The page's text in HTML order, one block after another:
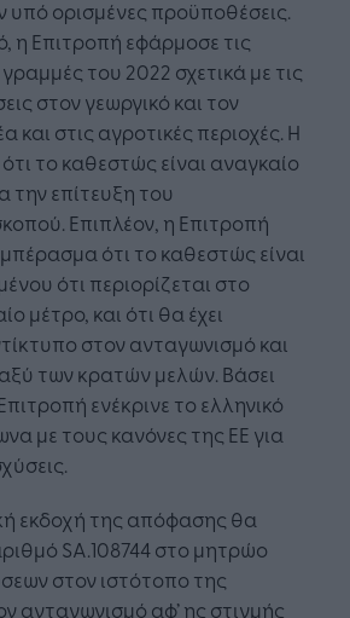
ορισμένες προϋποθέσεις.
η Επιτροπή εφάρμοσε τις
του 2022 σχετικά με τις
στον γεωργικό και τον
και στις αγροτικές περιοχές. Η
το καθεστώς είναι αναγκαίο
την επίτευξη του
Επιπλέον, η Επιτροπή
ότι το καθεστώς είναι
ότι περιορίζεται στο
μέτρο, και ότι θα έχει
στον ανταγωνισμό και
των κρατών μελών. Βάσει
ενέκρινε το ελληνικό
με τους κανόνες της ΕΕ για
εκδοχή της απόφασης θα
SA.108744 στο μητρώο
στον ιστότοπο της
ανταγωνισμό αφ’ ης στιγμής